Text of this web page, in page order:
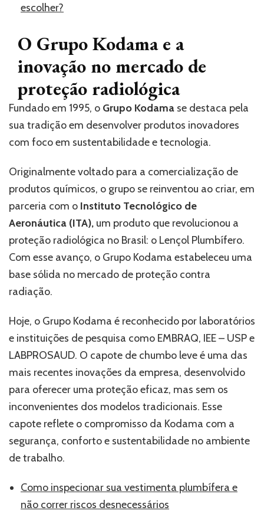
escolher?
O Grupo Kodama e a
inovação no mercado de
proteção radiológica
Fundado em 1995, o Grupo Kodama se destaca pela
sua tradição em desenvolver produtos inovadores
com foco em sustentabilidade e tecnologia.
Originalmente voltado para a comercialização de
produtos químicos, o grupo se reinventou ao criar, em
parceria com o Instituto Tecnológico de
Aeronáutica (ITA), um produto que revolucionou a
proteção radiológica no Brasil: o Lençol Plumbífero.
Com esse avanço, o Grupo Kodama estabeleceu uma
base sólida no mercado de proteção contra
radiação.
Hoje, o Grupo Kodama é reconhecido por laboratórios
e instituições de pesquisa como EMBRAQ, IEE – USP e
LABPROSAUD. O capote de chumbo leve é uma das
mais recentes inovações da empresa, desenvolvido
para oferecer uma proteção eficaz, mas sem os
inconvenientes dos modelos tradicionais. Esse
capote reflete o compromisso da Kodama com a
segurança, conforto e sustentabilidade no ambiente
de trabalho.
Como inspecionar sua vestimenta plumbífera e
não correr riscos desnecessários